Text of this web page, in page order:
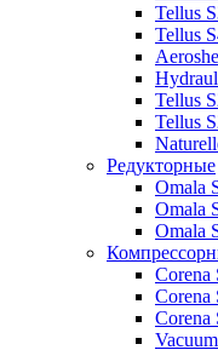
Tellus
Tellus
Tellus
Tellus
Редукторные
Omala
Omala
Omala
Corena
Corena
Corena